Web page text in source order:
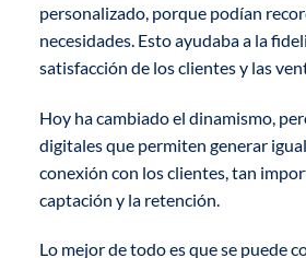
personalizado, porque podían
necesidades. Esto ayudaba a la
satisfacción de los clientes y las
Hoy ha cambiado el dinamismo,
digitales que permiten generar
conexión con los clientes, tan
captación y la retención.
Lo mejor de todo es que se puede